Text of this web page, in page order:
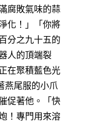
腐敗氣味的蒜
化！」「你將
分之九十五的
人的頂端裂
在聚積藍色光
燕尾服的小爪
促著他。「快
！專門用來溶